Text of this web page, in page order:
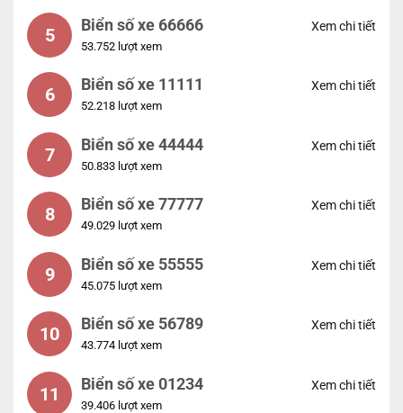
5 Biển số xe 66666
53.752 lượt xem
Xem chi tiết
6 Biển số xe 11111
52.218 lượt xem
Xem chi tiết
7 Biển số xe 44444
50.833 lượt xem
Xem chi tiết
8 Biển số xe 77777
49.029 lượt xem
Xem chi tiết
9 Biển số xe 55555
45.075 lượt xem
Xem chi tiết
10 Biển số xe 56789
43.774 lượt xem
Xem chi tiết
11 Biển số xe 01234
39.406 lượt xem
Xem chi tiết